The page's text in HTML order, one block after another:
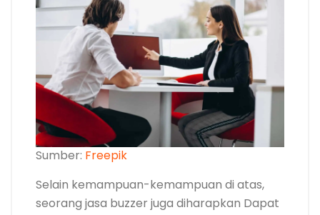
Sumber: Freepik
Selain kemampuan-kemampuan di atas,
seorang jasa buzzer juga diharapkan Dapat